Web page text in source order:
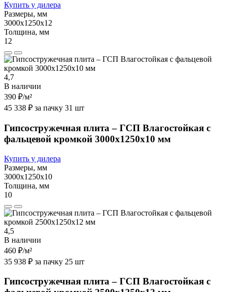
Купить у дилера
Размеры, мм
3000х1250х12
Толщина, мм
12
4,7
В наличии
390 ₽/м²
45 338 ₽ за пачку 31 шт
Гипсостружечная плита – ГСП Влагостойкая с
фальцевой кромкой 3000х1250х10 мм
Купить у дилера
Размеры, мм
3000х1250х10
Толщина, мм
10
4,5
В наличии
460 ₽/м²
35 938 ₽ за пачку 25 шт
Гипсостружечная плита – ГСП Влагостойкая с